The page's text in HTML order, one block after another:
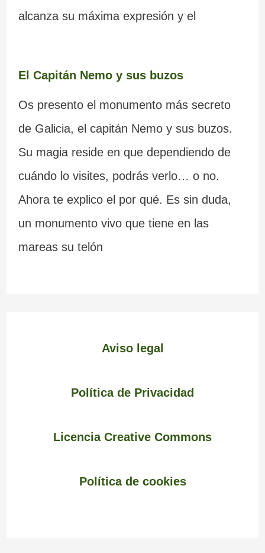
alcanza su máxima expresión y el
El Capitán Nemo y sus buzos
Os presento el monumento más secreto
de Galicia, el capitán Nemo y sus buzos.
Su magia reside en que dependiendo de
cuándo lo visites, podrás verlo… o no.
Ahora te explico el por qué. Es sin duda,
un monumento vivo que tiene en las
mareas su telón
Aviso legal
Política de Privacidad
Licencia Creative Commons
Política de cookies